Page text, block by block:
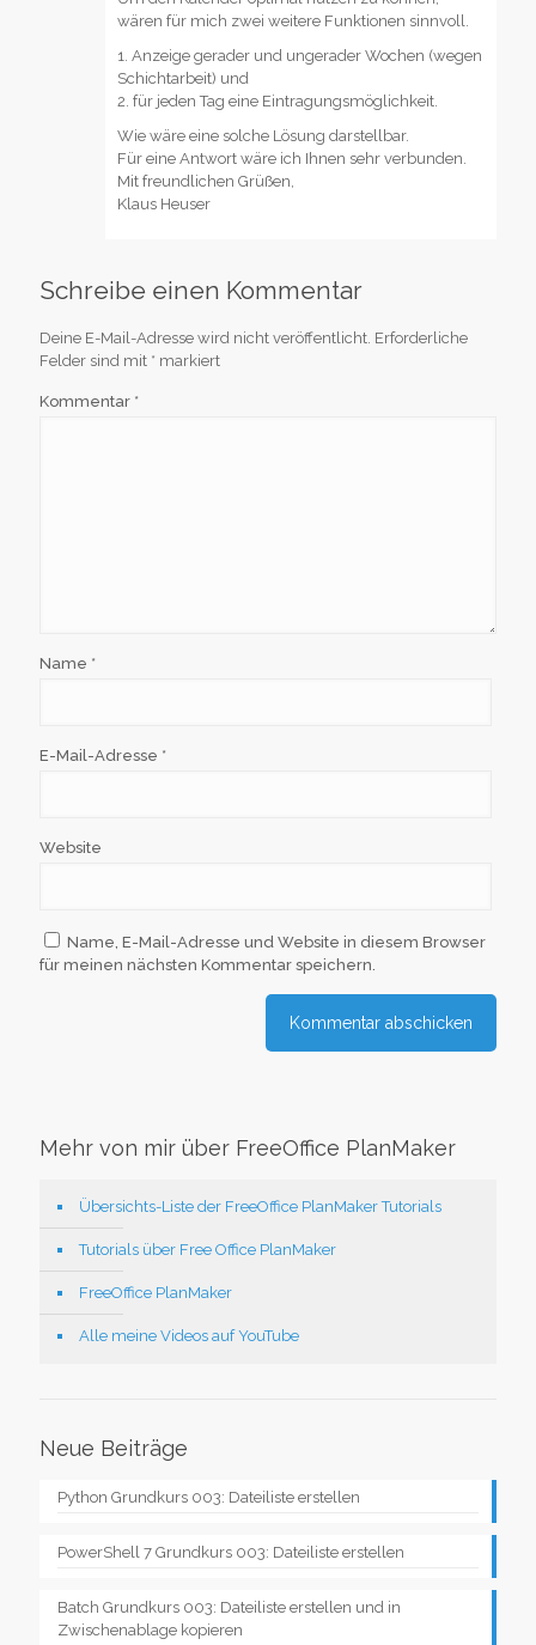
wären für mich zwei weitere Funktionen sinnvoll.
1. Anzeige gerader und ungerader Wochen (wegen
Schichtarbeit) und
2. für jeden Tag eine Eintragungsmöglichkeit.
Wie wäre eine solche Lösung darstellbar.
Für eine Antwort wäre ich Ihnen sehr verbunden.
Mit freundlichen Grüßen,
Klaus Heuser
Schreibe einen Kommentar
Deine E-Mail-Adresse wird nicht veröffentlicht. Erforderliche
Felder sind mit * markiert
Kommentar *
Name *
E-Mail-Adresse *
Website
Name, E-Mail-Adresse und Website in diesem Browser
für meinen nächsten Kommentar speichern.
Mehr von mir über FreeOffice PlanMaker
Übersichts-Liste der FreeOffice PlanMaker Tutorials
Tutorials über Free Office PlanMaker
FreeOffice PlanMaker
Alle meine Videos auf YouTube
Neue Beiträge
Python Grundkurs 003: Dateiliste erstellen
PowerShell 7 Grundkurs 003: Dateiliste erstellen
Batch Grundkurs 003: Dateiliste erstellen und in
Zwischenablage kopieren